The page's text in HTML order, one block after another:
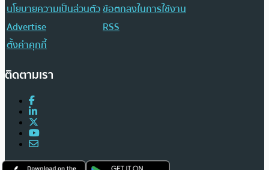
นโยบายความเป็นส่วนตัวข้อตกลงในการใช้งาน
Advertise
RSS
ตั้งค่าคุกกี้
ติดตามเรา